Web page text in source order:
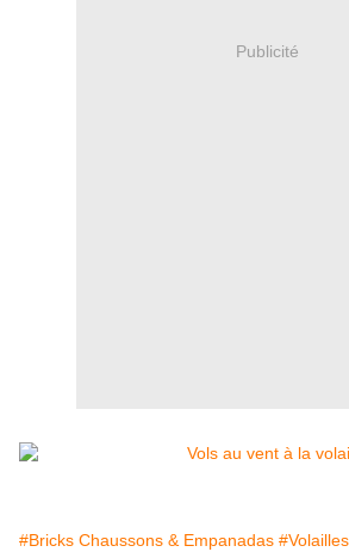
Publicité
#Bricks Chaussons & Empanadas #Volailles